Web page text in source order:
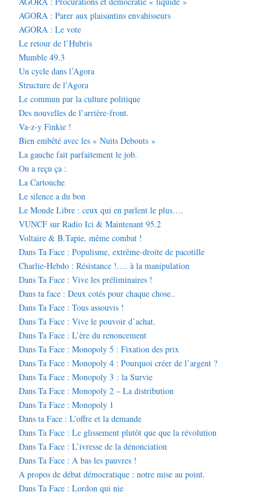
AGORA : Parer aux plaisantins envahisseurs
AGORA : Le vote
Le retour de l’Hubris
Mumble 49.3
Un cycle dans l’Agora
Structure de l’Agora
Le commun par la culture politique
Des nouvelles de l’arrière-front.
Va-z-y Finkie !
Bien embêté avec les « Nuits Debouts »
La gauche fait parfaitement le job.
On a reçu ça :
La Cartouche
Le silence a du bon
Le Monde Libre : ceux qui en parlent le plus….
VUNCF sur Radio Ici & Maintenant 95.2
Voltaire & B.Tapie, même combat !
Dans Ta Face : Populisme, extrême-droite de pacotille
Charlie-Hebdo : Résistance !…. à la manipulation
Dans Ta Face : Vive les préliminaires !
Dans ta face : Deux cotés pour chaque chose..
Dans Ta Face : Tous assouvis !
Dans Ta Face : Vive le pouvoir d’achat.
Dans Ta Face : L’ère du renoncement
Dans Ta Face : Monopoly 5 : Fixation des prix
Dans Ta Face : Monopoly 4 : Pourquoi créer de l’argent ?
Dans Ta Face : Monopoly 3 : la Survie
Dans Ta Face : Monopoly 2 – La distribution
Dans Ta Face : Monopoly 1
Dans ta Face : L’offre et la demande
Dans Ta Face : Le glissement plutôt que que la révolution
Dans Ta Face : L’ivresse de la dénonciation
Dans Ta Face : A bas les pauvres !
A propos de débat démocratique : notre mise au point.
Dans Ta Face : Lordon qui nie